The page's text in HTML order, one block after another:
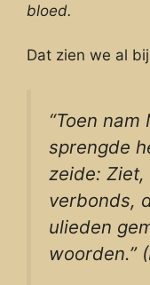
bloed.
Dat zien we al
“Toen
sprengde
zeide:
verbonds,
ulieden
woorden.”